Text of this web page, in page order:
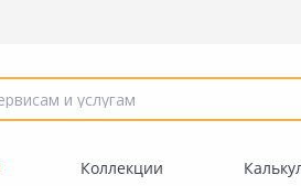
Коллекции